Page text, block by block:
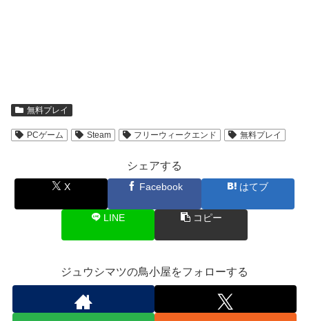
無料プレイ
PCゲーム Steam フリーウィークエンド 無料プレイ
シェアする
X Facebook はてブ
LINE コピー
ジュウシマツの鳥小屋をフォローする